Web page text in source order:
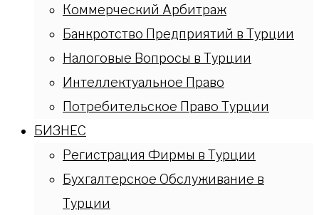
Коммерческий Арбитраж
Банкротство Предприятий в Турции
Налоговые Вопросы в Турции
Интеллектуальное Право
Потребительское Право Турции
БИЗНЕС
Регистрация Фирмы в Турции
Бухгалтерское Обслуживание в
Турции